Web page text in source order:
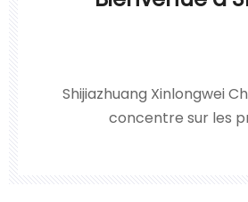
Shijiazhuang Xinlongwei
concentre sur les